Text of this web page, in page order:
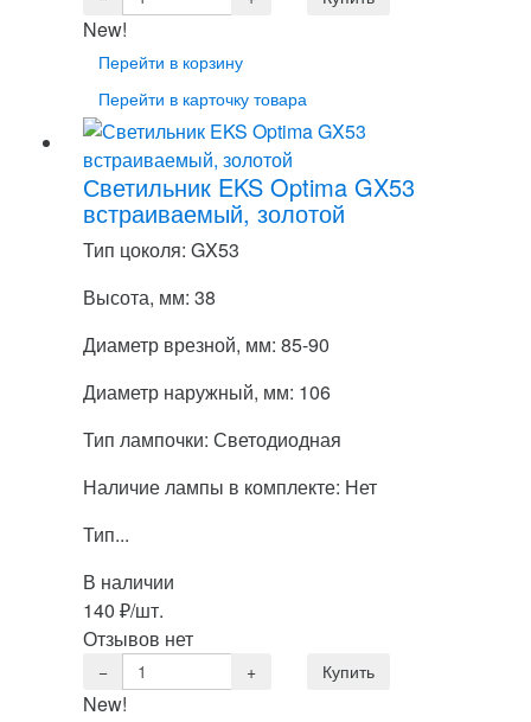
New!
Перейти в корзину
Перейти в карточку товара
Светильник EKS Optima GX53
встраиваемый, золотой
Тип цоколя: GX53
Высота, мм: 38
Диаметр врезной, мм: 85-90
Диаметр наружный, мм: 106
Тип лампочки: Светодиодная
Наличие лампы в комплекте: Нет
Тип...
В наличии
140 ₽/шт.
Отзывов нет
New!